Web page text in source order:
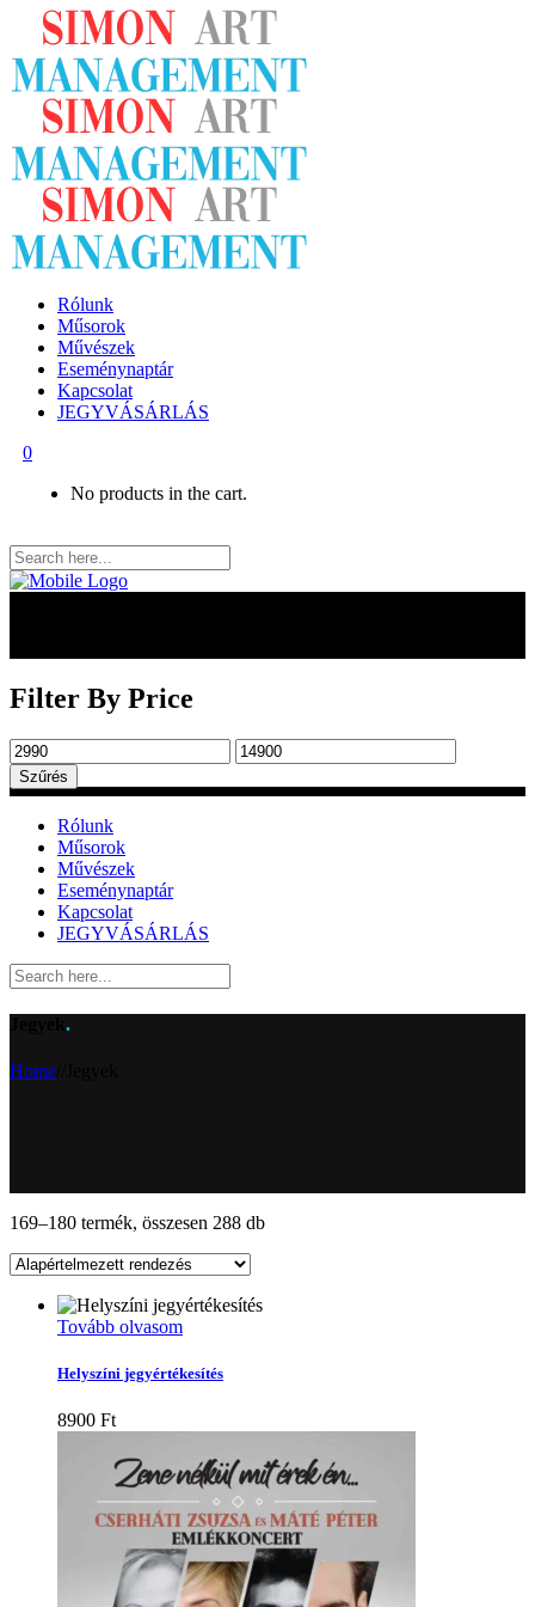
Rólunk
Műsorok
Művészek
Eseménynaptár
Kapcsolat
JEGYVÁSÁRLÁS
0
No products in the cart.
Filter By Price
Min
ár
Max
ár
Szűrés
Rólunk
Műsorok
Művészek
Eseménynaptár
Kapcsolat
JEGYVÁSÁRLÁS
.
Home
169–180 termék, összesen 288 db
Tovább olvasom
Helyszíni jegyértékesítés
8900 Ft